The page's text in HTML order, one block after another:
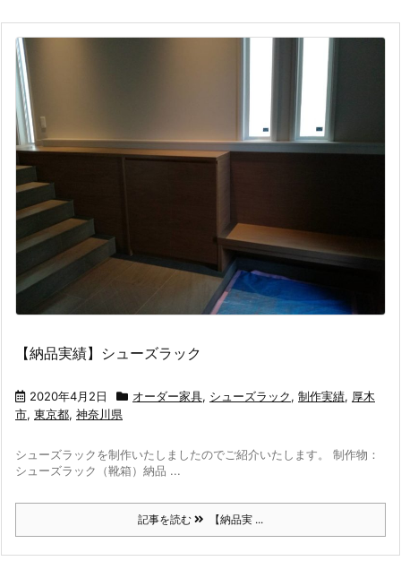
【納品実績】シューズラック
2020年4月2日 オーダー家具, シューズラック, 制作実績, 厚木
市, 東京都, 神奈川県
シューズラックを制作いたしましたのでご紹介いたします。 制作物：
シューズラック（靴箱）納品 ...
記事を読む 【納品実 ...